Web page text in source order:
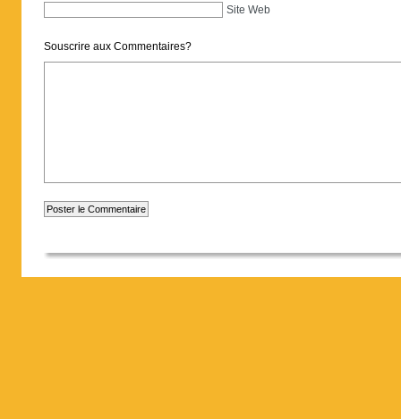
Site Web
Souscrire aux Commentaires?